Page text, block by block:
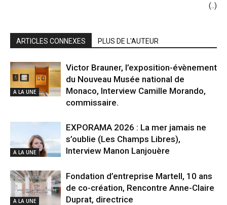
(..)
ARTICLES CONNEXES PLUS DE L'AUTEUR
A LA UNE
Victor Brauner, l’exposition-évènement
du Nouveau Musée national de
Monaco, Interview Camille Morando,
commissaire.
A LA UNE
EXPORAMA 2026 : La mer jamais ne
s’oublie (Les Champs Libres),
Interview Manon Lanjouère
A LA UNE
Fondation d’entreprise Martell, 10 ans
de co-création, Rencontre Anne-Claire
Duprat, directrice